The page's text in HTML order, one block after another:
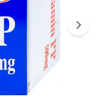
Next